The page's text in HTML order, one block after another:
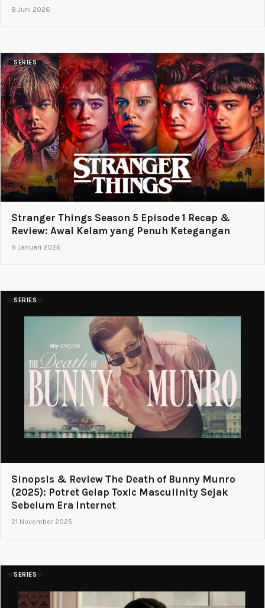
8 Juni 2026
SERIES
Stranger Things Season 5 Episode 1 Recap &
Review: Awal Kelam yang Penuh Ketegangan
9 Januari 2026
SERIES
Sinopsis & Review The Death of Bunny Munro
(2025): Potret Gelap Toxic Masculinity Sejak
Sebelum Era Internet
21 November 2025
SERIES